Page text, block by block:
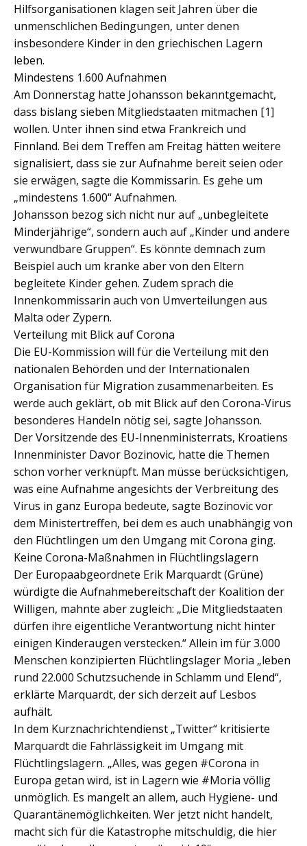
Hilfsorganisationen klagen seit Jahren über die
unmenschlichen Bedingungen, unter denen
insbesondere Kinder in den griechischen Lagern
leben.
Mindestens 1.600 Aufnahmen
Am Donnerstag hatte Johansson bekanntgemacht,
dass bislang sieben Mitgliedstaaten mitmachen [1]
wollen. Unter ihnen sind etwa Frankreich und
Finnland. Bei dem Treffen am Freitag hätten weitere
signalisiert, dass sie zur Aufnahme bereit seien oder
sie erwägen, sagte die Kommissarin. Es gehe um
„mindestens 1.600“ Aufnahmen.
Johansson bezog sich nicht nur auf „unbegleitete
Minderjährige“, sondern auch auf „Kinder und andere
verwundbare Gruppen“. Es könnte demnach zum
Beispiel auch um kranke aber von den Eltern
begleitete Kinder gehen. Zudem sprach die
Innenkommissarin auch von Umverteilungen aus
Malta oder Zypern.
Verteilung mit Blick auf Corona
Die EU-Kommission will für die Verteilung mit den
nationalen Behörden und der Internationalen
Organisation für Migration zusammenarbeiten. Es
werde auch geklärt, ob mit Blick auf den Corona-Virus
besonderes Handeln nötig sei, sagte Johansson.
Der Vorsitzende des EU-Innenministerrats, Kroatiens
Innenminister Davor Bozinovic, hatte die Themen
schon vorher verknüpft. Man müsse berücksichtigen,
was eine Aufnahme angesichts der Verbreitung des
Virus in ganz Europa bedeute, sagte Bozinovic vor
dem Ministertreffen, bei dem es auch unabhängig von
den Flüchtlingen um den Umgang mit Corona ging.
Keine Corona-Maßnahmen in Flüchtlingslagern
Der Europaabgeordnete Erik Marquardt (Grüne)
würdigte die Aufnahmebereitschaft der Koalition der
Willigen, mahnte aber zugleich: „Die Mitgliedstaaten
dürfen ihre eigentliche Verantwortung nicht hinter
einigen Kinderaugen verstecken.“ Allein im für 3.000
Menschen konzipierten Flüchtlingslager Moria „leben
rund 22.000 Schutzsuchende in Schlamm und Elend“,
erklärte Marquardt, der sich derzeit auf Lesbos
aufhält.
In dem Kurznachrichtendienst „Twitter“ kritisierte
Marquardt die Fahrlässigkeit im Umgang mit
Flüchtlingslagern. „Alles, was gegen #Corona in
Europa getan wird, ist in Lagern wie #Moria völlig
unmöglich. Es mangelt an allem, auch Hygiene- und
Quarantänemöglichkeiten. Wer jetzt nicht handelt,
macht sich für die Katastrophe mitschuldig, die hier